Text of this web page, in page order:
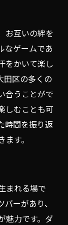
お互いの絆を
なゲームであ
をかいて楽し
田区の多くの
合うことがで
しむことも可
時間を振り返
す。
まれる場で
ーがあり、
魅力です。ダ